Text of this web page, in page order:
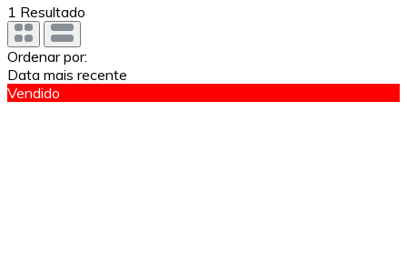
1 Resultado
Ordenar por:
Data mais recente
Vendido